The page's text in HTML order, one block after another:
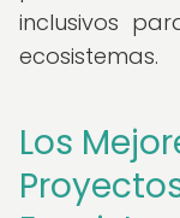
inclusivos
ecosistemas.
Los